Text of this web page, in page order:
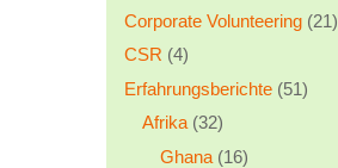
Corporate Volunteering(21)
CSR (4)
Erfahrungsberichte(51)
Afrika(32)
Ghana(16)